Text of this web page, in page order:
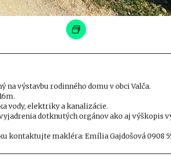
na výstavbu rodinného domu v obci Valča.
vody, elektriky a kanalizácie.
dotknutých orgánov ako aj výškopis
kontaktujte makléra: Emília Gajdošová 0908